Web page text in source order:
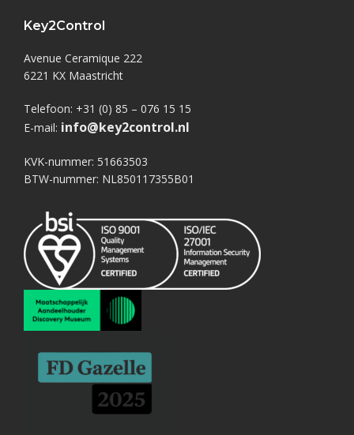
Key2Control
Avenue Ceramique 222
6221 KX Maastricht
Telefoon: +31 (0) 85 – 076 15 15
E-mail: info@key2control.nl
KVK-nummer: 51663503
BTW-nummer: NL850117355B01